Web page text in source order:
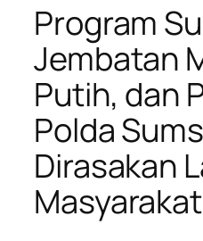
Program
Jembatan
Putih, dan
Polda
Dirasakan
Masyarakat